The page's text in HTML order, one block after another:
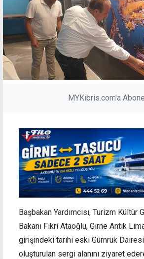
MYKibris.com'a
Başbakan Yardımcısı, Turizm Kültür
Bakanı Fikri Ataoğlu, Girne Antik
girişindeki tarihi eski Gümrük
oluşturulan sergi alanını ziyaret